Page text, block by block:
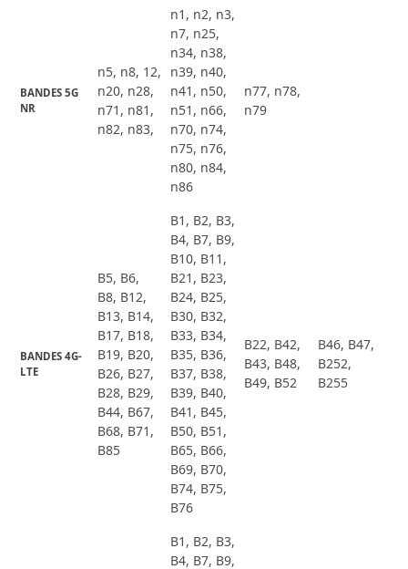
BANDES 5G
NR
n5, n8, 12,
n20, n28,
n71, n81,
n82, n83,
n1, n2, n3,
n7, n25,
n34, n38,
n39, n40,
n41, n50,
n51, n66,
n70, n74,
n75, n76,
n80, n84,
n86
n77, n78,
n79
BANDES 4G-
LTE
B5, B6,
B8, B12,
B13, B14,
B17, B18,
B19, B20,
B26, B27,
B28, B29,
B44, B67,
B68, B71,
B85
B1, B2, B3,
B4, B7, B9,
B10, B11,
B21, B23,
B24, B25,
B30, B32,
B33, B34,
B35, B36,
B37, B38,
B39, B40,
B41, B45,
B50, B51,
B65, B66,
B69, B70,
B74, B75,
B76
B22, B42,
B43, B48,
B49, B52
B46, B47,
B252,
B255
B1, B2, B3,
B4, B7, B9,